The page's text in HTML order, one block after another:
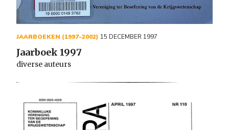
JAARBOEKEN (1997-2002) 15 DECEMBER 1997
Jaarboek 1997
diverse auteurs